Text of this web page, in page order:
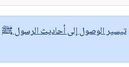
تيسير الوصول إلى أحاديث الرسول ﷺ